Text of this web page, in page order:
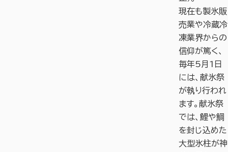
現在も製氷販
売業や冷蔵冷
凍業界からの
信仰が篤く、
毎年5月1日
には、献氷祭
が執り行われ
ます。献氷祭
では、鯉や鯛
を封じ込めた
大型氷柱が神